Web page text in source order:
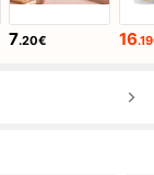
7.20€ 16